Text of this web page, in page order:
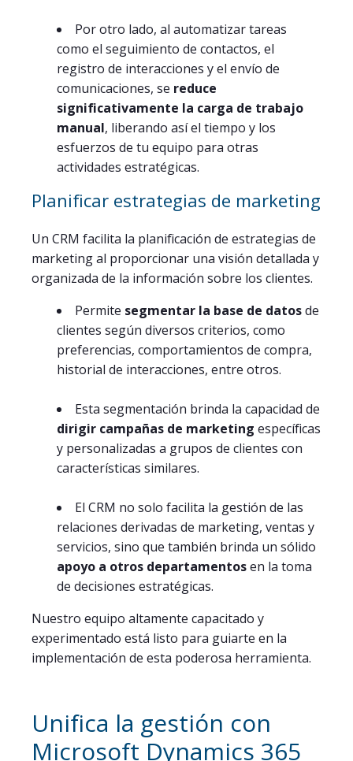
Por otro lado, al automatizar tareas
como el seguimiento de contactos, el
registro de interacciones y el envío de
comunicaciones, se reduce
significativamente la carga de trabajo
manual, liberando así el tiempo y los
esfuerzos de tu equipo para otras
actividades estratégicas.
Planificar estrategias de marketing
Un CRM facilita la planificación de estrategias de
marketing al proporcionar una visión detallada y
organizada de la información sobre los clientes.
Permite segmentar la base de datosde
clientes según diversos criterios, como
preferencias, comportamientos de compra,
historial de interacciones, entre otros.
Esta segmentación brinda la capacidad de
dirigir campañas de marketing específicas
y personalizadas a grupos de clientes con
características similares.
El CRM no solo facilita la gestión de las
relaciones derivadas de marketing, ventas y
servicios, sino que también brinda un sólido
apoyo a otros departamentosen la toma
de decisiones estratégicas.
Nuestro equipo altamente capacitado y
experimentado está listo para guiarte en la
implementación de esta poderosa herramienta.
Unifica la gestión con
Microsoft Dynamics 365